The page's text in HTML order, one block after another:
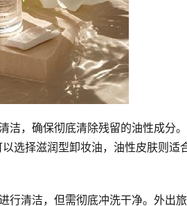
洁，确保彻底清除残留的油性成分
选择滋润型卸妆油，油性皮肤则适
行清洁，但需彻底冲洗干净。外出